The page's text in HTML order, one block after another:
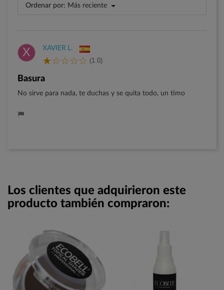
Ordenar por: Más reciente
X XAVIER L.
(1.0)
Basura
No sirve para nada, te duchas y se quita todo, un timo
Los clientes que adquirieron este
producto también compraron: